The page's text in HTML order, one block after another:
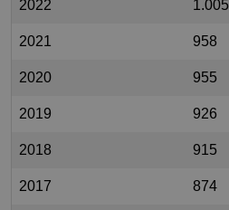
2022 1.005
2021 958
2020 955
2019 926
2018 915
2017 874